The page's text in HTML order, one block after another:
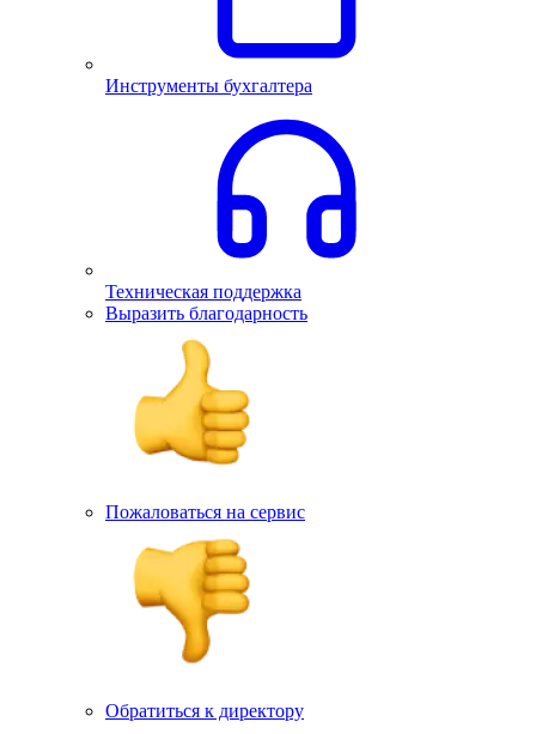
Инструменты бухгалтера
Техническая поддержка
Выразить благодарность
Пожаловаться на сервис
Обратиться к директору